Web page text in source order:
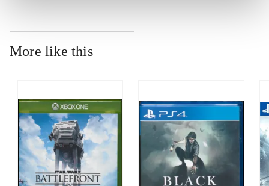
More like this